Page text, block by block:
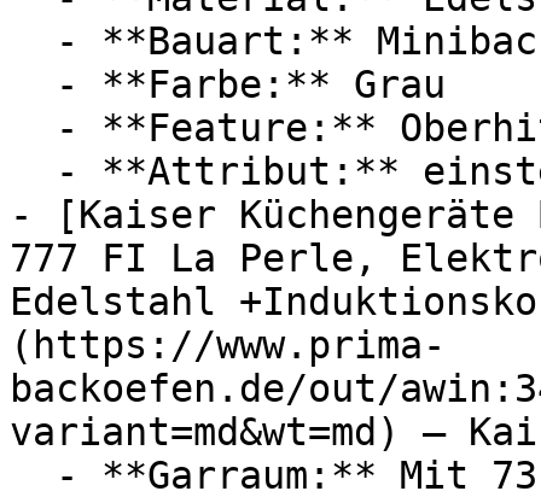
- [Kaiser Küchengeräte
777 FI La Perle,
Edelstahl
(https://www.prima-
backoefen.de/out/
variant=md&wt=md) —